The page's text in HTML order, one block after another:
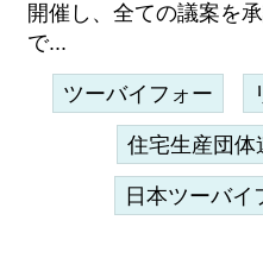
開催し、全ての議案を
で...
ツーバイフォー
住宅生産団体
日本ツーバイ